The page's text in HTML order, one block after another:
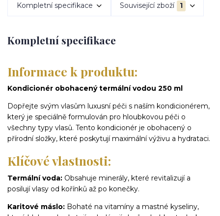
Kompletní specifikace Související zboží 1
Kompletní specifikace
Informace k produktu:
Kondicionér obohacený termální vodou 250 ml
Dopřejte svým vlasům luxusní péči s naším kondicionérem,
který je speciálně formulován pro hloubkovou péči o
všechny typy vlasů. Tento kondicionér je obohacený o
přírodní složky, které poskytují maximální výživu a hydrataci.
Klíčové vlastnosti:
Termální voda: Obsahuje minerály, které revitalizují a
posilují vlasy od kořínků až po konečky.
Karitové máslo: Bohaté na vitamíny a mastné kyseliny,